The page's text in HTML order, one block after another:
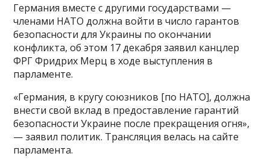
Германия вместе с другими государствами —
членами НАТО должна войти в число гарантов
безопасности для Украины по окончании
конфликта, об этом 17 декабря заявил канцлер
ФРГ Фридрих Мерц в ходе выступления в
парламенте.
«Германия, в кругу союзников [по НАТО], должна
внести свой вклад в предоставление гарантий
безопасности Украине после прекращения огня»,
— заявил политик. Трансляция велась на сайте
парламента.